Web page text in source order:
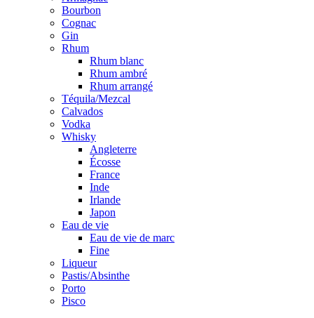
Bourbon
Cognac
Gin
Rhum
Rhum blanc
Rhum ambré
Rhum arrangé
Téquila/Mezcal
Calvados
Vodka
Whisky
Angleterre
Écosse
France
Inde
Irlande
Japon
Eau de vie
Eau de vie de marc
Fine
Liqueur
Pastis/Absinthe
Porto
Pisco